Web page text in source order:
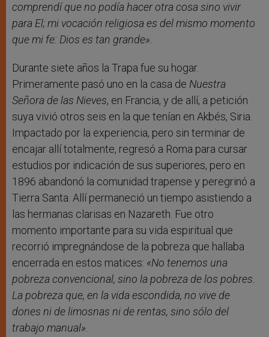
comprendí que no podía hacer otra cosa sino vivir
para El; mi vocación religiosa es del mismo momento
que mi fe: Dios es tan grande».
Durante siete años la Trapa fue su hogar.
Primeramente pasó uno en la casa de Nuestra
Señora de las Nieves, en Francia, y de allí, a petición
suya vivió otros seis en la que tenían en Akbés, Siria.
Impactado por la experiencia, pero sin terminar de
encajar allí totalmente, regresó a Roma para cursar
estudios por indicación de sus superiores, pero en
1896 abandonó la comunidad trapense y peregrinó a
Tierra Santa. Allí permaneció un tiempo asistiendo a
las hermanas clarisas en Nazareth. Fue otro
momento importante para su vida espiritual que
recorrió impregnándose de la pobreza que hallaba
encerrada en estos matices: «No tenemos una
pobreza convencional, sino la pobreza de los pobres.
La pobreza que, en la vida escondida, no vive de
dones ni de limosnas ni de rentas, sino sólo del
trabajo manual».